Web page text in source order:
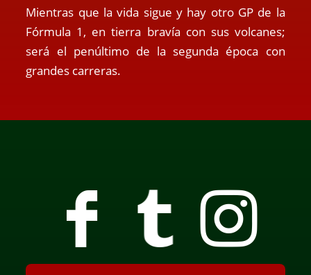
Mientras que la vida sigue y hay otro GP de la
Fórmula 1, en tierra bravía con sus volcanes;
será el penúltimo de la segunda época con
grandes carreras.